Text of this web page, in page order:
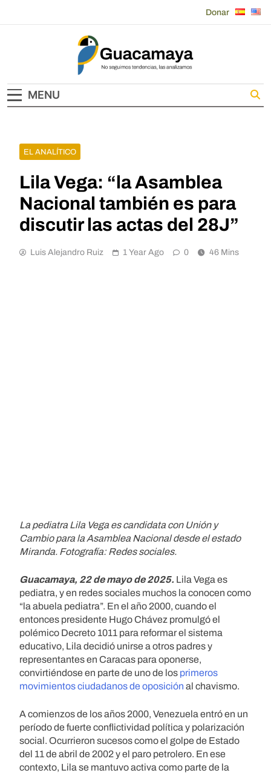
Donar
Guacamaya
MENU
EL ANALÍTICO
Lila Vega: “la Asamblea
Nacional también es para
discutir las actas del 28J”
Luis Alejandro Ruiz 1 Year Ago 0 46 Mins
La pediatra Lila Vega es candidata con Unión y
Cambio para la Asamblea Nacional desde el estado
Miranda. Fotografía: Redes sociales.
Guacamaya, 22 de mayo de 2025. Lila Vega es
pediatra, y en redes sociales muchos la conocen como
“la abuela pediatra”. En el año 2000, cuando el
entonces presidente Hugo Chávez promulgó el
polémico Decreto 1011 para reformar el sistema
educativo, Lila decidió unirse a otros padres y
representantes en Caracas para oponerse,
convirtiéndose en parte de uno de los primeros
movimientos ciudadanos de oposición al chavismo.
A comienzos de los años 2000, Venezuela entró en un
período de fuerte conflictividad política y polarización
social. Ocurrieron sucesos como el golpe de Estado
del 11 de abril de 2002 y el paro petrolero. En ese
contexto, Lila se mantuvo activa como parte de la